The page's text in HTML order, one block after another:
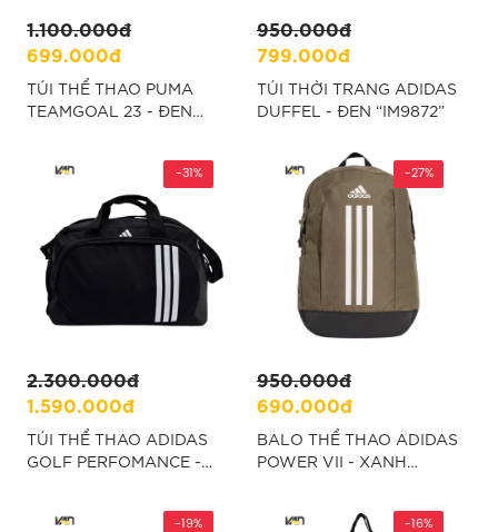
1.100.000đ
699.000đ
TÚI THỂ THAO PUMA
TEAMGOAL 23 - ĐEN
950.000đ
799.000đ
TÚI THỜI TRANG ADIDAS
DUFFEL - ĐEN “IM9872”
2.300.000đ
1.590.000đ
-31%
TÚI THỂ THAO ADIDAS
GOLF PERFOMANCE -
950.000đ
690.000đ
-27%
BALO THỂ THAO ADIDAS
POWER VII - XANH
-19% -16%